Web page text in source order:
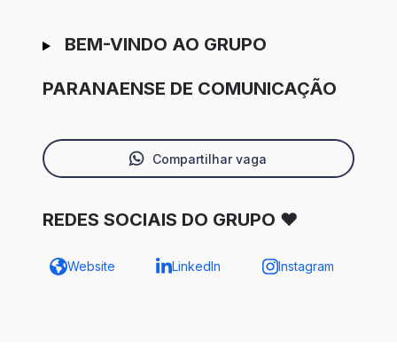
BEM-VINDO AO GRUPO
PARANAENSE DE COMUNICAÇÃO
Compartilhar vaga
REDES SOCIAIS DO GRUPO ♥
Website LinkedIn Instagram